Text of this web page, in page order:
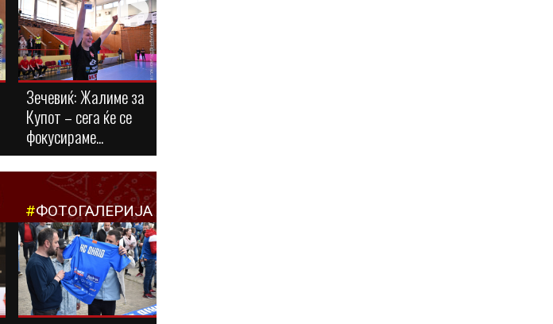
Зечевиќ: Жалиме за
Купот – сега ќе се
фокусираме...
#ФОТОГАЛЕРИЈА